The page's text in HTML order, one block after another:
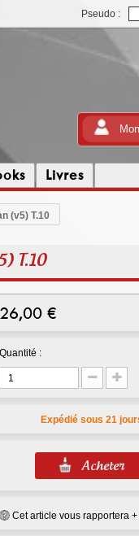
Pseudo :
Livres
(v5) T.10
T.10
26,00 €
Quantité :
Expédié sous 21
Cet article vous rapportera +